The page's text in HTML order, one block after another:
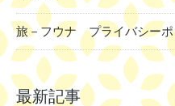
旅－フウナ プライバシーポ
最新記事